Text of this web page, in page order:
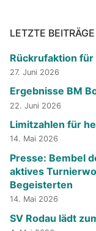
LETZTE BEITRÄGE
Rückrufaktion
27. Juni 2026
Ergebnisse BM
22. Juni 2026
Limitzahlen für
14. Mai 2026
Presse: Bembel
aktives
Begeisterten
14. Mai 2026
SV Rodau lädt